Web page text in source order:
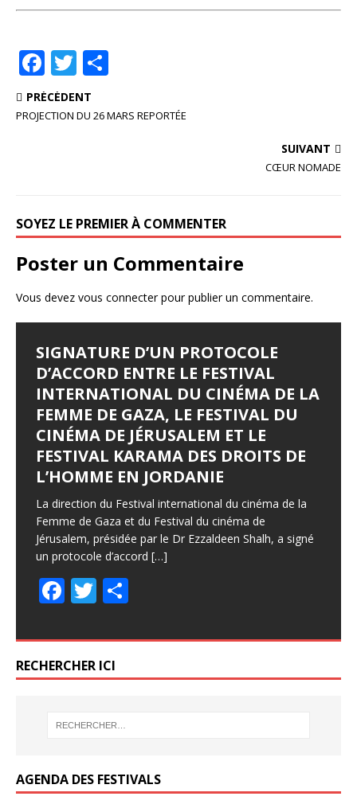
F
a
c
o
k
T
w
it ta
PRÉCÉDENT
PROJECTION DU 26 MARS REPORTÉE
SUIVANT
CŒUR NOMADE
SOYEZ LE PREMIER À COMMENTER
Poster un Commentaire
Vous devez vous connecterpour publier un commentaire.
SIGNATURE D’UN PROTOCOLE
D’ACCORD ENTRE LE FESTIVAL
INTERNATIONAL DU CINÉMA DE LA
FEMME DE GAZA, LE FESTIVAL DU
CINÉMA DE JÉRUSALEM ET LE
FESTIVAL KARAMA DES DROITS DE
L’HOMME EN JORDANIE
La direction du Festival international du cinéma de la
Femme de Gaza et du Festival du cinéma de
Jérusalem, présidée par le Dr Ezzaldeen Shalh, a signé
un protocole d’accord […]
F
e
b
o
T
itt
er
ta
RECHERCHER ICI
AGENDA DES FESTIVALS